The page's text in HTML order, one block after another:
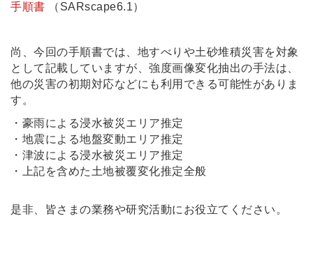
手順書
（SARscape6.1）
尚、今回の手順書では、地すべりや土砂堆積災害を対象
として記載していますが、強度画像変化抽出の手法は、
他の災害の初期対応などにも利用できる可能性がありま
す。
・豪雨による浸水被災エリア推定
・地震による地盤変動エリア推定
・津波による浸水被災エリア推定
・上記を含めた土地被覆変化推定全般
是非、皆さまの業務や研究活動にお役立てください。